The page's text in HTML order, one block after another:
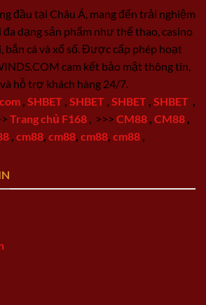
đầu tại Châu Á, mang đến trải nghiệm
dạng sản phẩm như thể thao, casino
bắn cá và xổ số. Được cấp phép hoạt
cam kết bảo mật thông tin,
hỗ trợ khách hàng 24/7.
SHBET SHBET SHBET SHBET
Trang chủ F168 >>> CM88 CM88
cm88 cm88 cm88 cm88